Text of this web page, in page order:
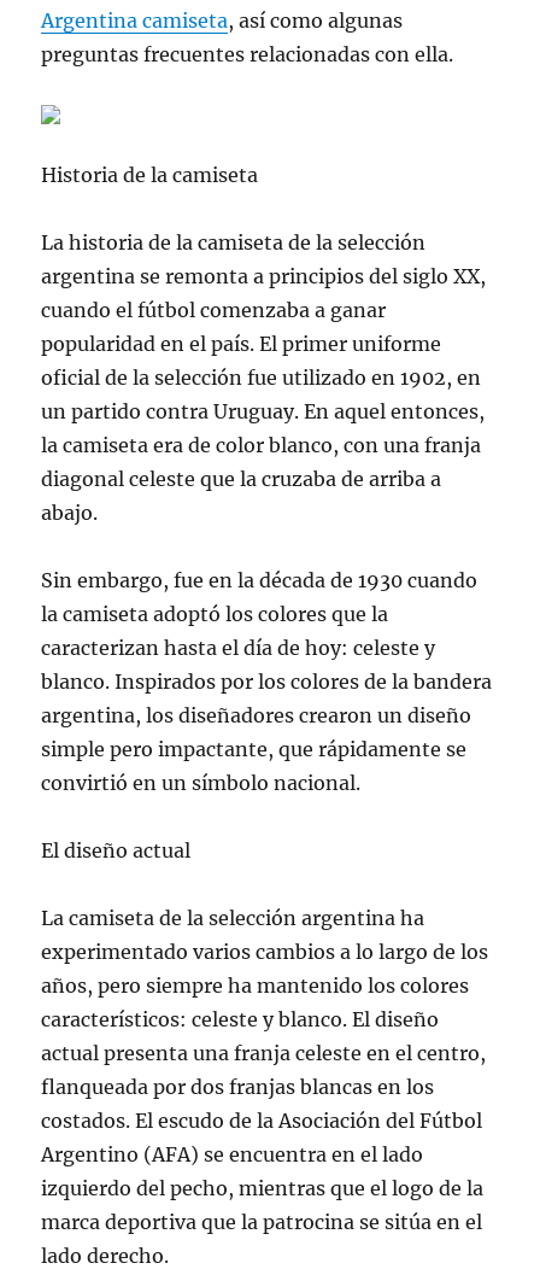
Argentina camiseta, así como algunas
preguntas frecuentes relacionadas con ella.
Historia de la camiseta
La historia de la camiseta de la selección
argentina se remonta a principios del siglo XX,
cuando el fútbol comenzaba a ganar
popularidad en el país. El primer uniforme
oficial de la selección fue utilizado en 1902, en
un partido contra Uruguay. En aquel entonces,
la camiseta era de color blanco, con una franja
diagonal celeste que la cruzaba de arriba a
abajo.
Sin embargo, fue en la década de 1930 cuando
la camiseta adoptó los colores que la
caracterizan hasta el día de hoy: celeste y
blanco. Inspirados por los colores de la bandera
argentina, los diseñadores crearon un diseño
simple pero impactante, que rápidamente se
convirtió en un símbolo nacional.
El diseño actual
La camiseta de la selección argentina ha
experimentado varios cambios a lo largo de los
años, pero siempre ha mantenido los colores
característicos: celeste y blanco. El diseño
actual presenta una franja celeste en el centro,
flanqueada por dos franjas blancas en los
costados. El escudo de la Asociación del Fútbol
Argentino (AFA) se encuentra en el lado
izquierdo del pecho, mientras que el logo de la
marca deportiva que la patrocina se sitúa en el
lado derecho.